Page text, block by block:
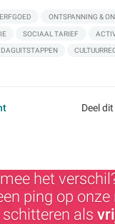
ONTSPANNING &
SOCIAAL TARIEF
DAGUITSTAPPEN
Deel
het
ping op onze
als